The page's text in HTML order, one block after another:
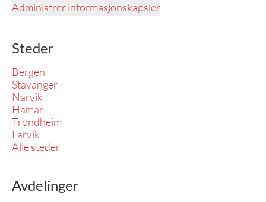
Administrer informasjonskapsler
Steder
Bergen
Stavanger
Narvik
Hamar
Trondheim
Larvik
Alle steder
Avdelinger